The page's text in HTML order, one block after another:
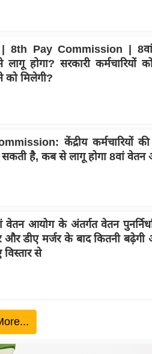
8th Pay Commission |
होगा? सरकारी कर्मचारियों
को मिलेगी?
केंद्रीय कर्मचारियों
है, कब से लागू होगा 8वां वेतन
आयोग के अंतर्गत वेतन
और डीए मर्जर के बाद कितनी
से